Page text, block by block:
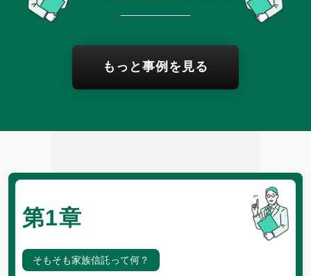
もっと事例を見る
第1章
そもそも家族信託って何？